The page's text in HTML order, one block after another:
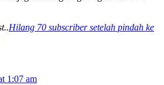
Hilang 70 subscriber setelah pindah ke
1:07 am